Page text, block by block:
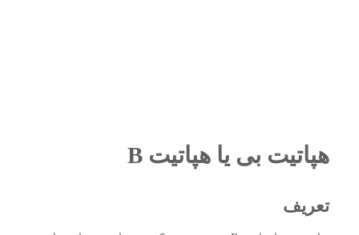
هپاتیت بی یا هپاتیت B
تعریف